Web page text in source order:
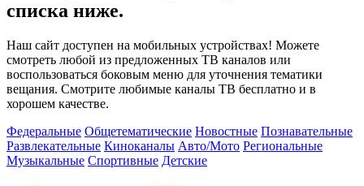
списка ниже.
Наш сайт доступен на мобильных устройствах! Можете
смотреть любой из предложенных ТВ каналов или
воспользоваться боковым меню для уточнения тематики
вещания. Смотрите любимые каналы ТВ бесплатно и в
хорошем качестве.
Федеральные Общетематические Новостные Познавательные
Развлекательные Киноканалы Авто/Мото Региональные
Музыкальные Спортивные Детские